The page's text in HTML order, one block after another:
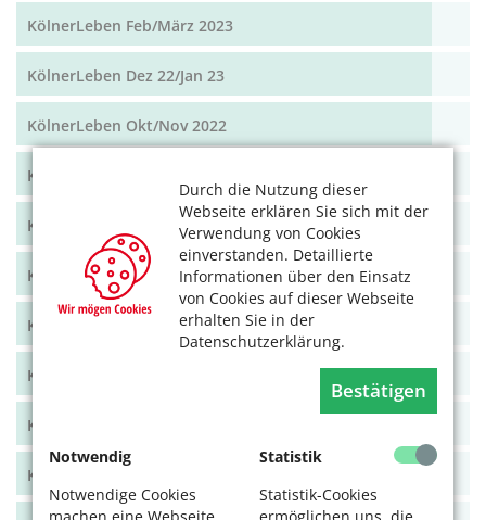
Durch die Nutzung dieser
Webseite erklären Sie sich mit der
Verwendung von Cookies
einverstanden. Detaillierte
Informationen über den Einsatz
von Cookies auf dieser Webseite
erhalten Sie in der
Datenschutzerklärung.
Bestätigen
Notwendig
Notwendige Cookies
Statistik
Statistik-Cookies
KölnerLeben Feb/März 2023
KölnerLeben Dez 22/Jan 23
KölnerLeben Okt/Nov 2022
KölnerLeben Aug/Sept 2022
KölnerLeben Juni/Juli 2022
KölnerLeben April/Mai 2022
KölnerLeben Feb/März 2022
KölnerLeben Dez 21/Jan 22
KölnerLeben Okt/Nov 2021
KölnerLeben Aug/Sept 2021